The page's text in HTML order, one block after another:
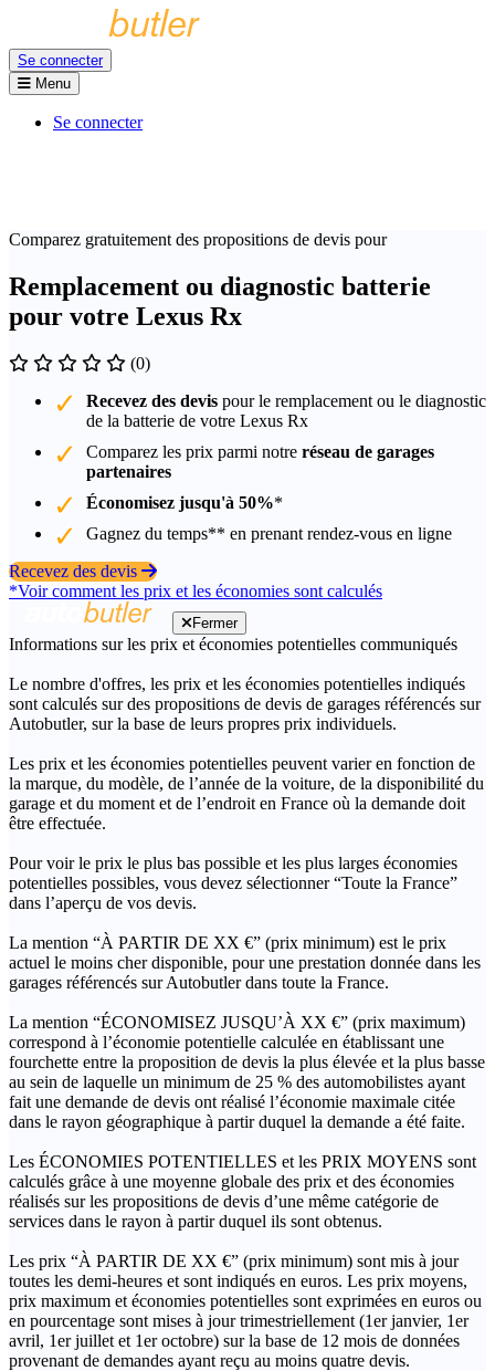
Se connecter
Menu
Se connecter
Comparez gratuitement des propositions de devis pour
Remplacement ou diagnostic batterie
pour votre Lexus Rx
(0)
Recevez des devis pour le remplacement ou le diagnostic
de la batterie de votre Lexus Rx
Comparez les prix parmi notre réseau de garages
partenaires
Économisez jusqu'à 50%*
Gagnez du temps** en prenant rendez-vous en ligne
Recevez des devis
*Voir comment les prix et les économies sont calculés
Fermer
Informations sur les prix et économies potentielles communiqués
Le nombre d'offres, les prix et les économies potentielles indiqués
sont calculés sur des propositions de devis de garages référencés sur
Autobutler, sur la base de leurs propres prix individuels.
Les prix et les économies potentielles peuvent varier en fonction de
la marque, du modèle, de l’année de la voiture, de la disponibilité du
garage et du moment et de l’endroit en France où la demande doit
être effectuée.
Pour voir le prix le plus bas possible et les plus larges économies
potentielles possibles, vous devez sélectionner “Toute la France”
dans l’aperçu de vos devis.
La mention “À PARTIR DE XX €” (prix minimum) est le prix
actuel le moins cher disponible, pour une prestation donnée dans les
garages référencés sur Autobutler dans toute la France.
La mention “ÉCONOMISEZ JUSQU’À XX €” (prix maximum)
correspond à l’économie potentielle calculée en établissant une
fourchette entre la proposition de devis la plus élevée et la plus basse
au sein de laquelle un minimum de 25 % des automobilistes ayant
fait une demande de devis ont réalisé l’économie maximale citée
dans le rayon géographique à partir duquel la demande a été faite.
Les ÉCONOMIES POTENTIELLES et les PRIX MOYENS sont
calculés grâce à une moyenne globale des prix et des économies
réalisés sur les propositions de devis d’une même catégorie de
services dans le rayon à partir duquel ils sont obtenus.
Les prix “À PARTIR DE XX €” (prix minimum) sont mis à jour
toutes les demi-heures et sont indiqués en euros. Les prix moyens,
prix maximum et économies potentielles sont exprimées en euros ou
en pourcentage sont mises à jour trimestriellement (1er janvier, 1er
avril, 1er juillet et 1er octobre) sur la base de 12 mois de données
provenant de demandes ayant reçu au moins quatre devis.